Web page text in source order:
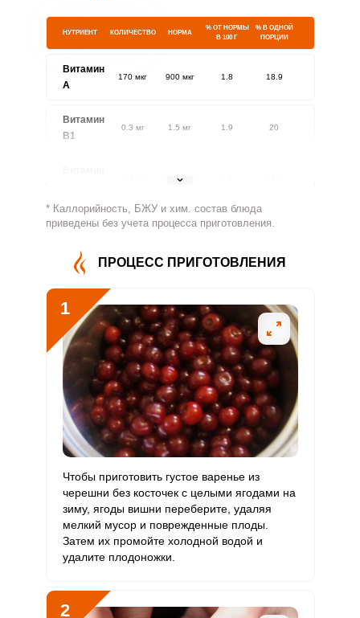
НУТРИЕНТ КОЛИЧЕСТВО НОРМА
% ОТ НОРМЫ
В 100 Г
% В ОДНОЙ
ПОРЦИИ
Витамин
A
170 мкг 900 мкг 1.8 18.9
Витамин
В1
0.3 мг 1.5 мг 1.9 20
1.8 мг
Витамин
61 мг 500 мг 1.1 12.2
Витамин
В5
Витамин
В6
0.5 мг 2 мг 2.3 25
Витамин
В9
60 мкг 400 мкг 1.4 15
Витамин
В12
0 3 мкг 0
Витамин
С
150 мкг 90 мкг 15.5
Витамин
D
0 10 мкг
E
* Каллорийность, БЖУ и хим. состав блюда
приведены без учета процесса приготовления.
ПРОЦЕСС ПРИГОТОВЛЕНИЯ
1
Чтобы приготовить густое варенье из
черешни без косточек с целыми ягодами на
зиму, ягоды вишни переберите, удаляя
мелкий мусор и поврежденные плоды.
Затем их промойте холодной водой и
удалите плодоножки.
2